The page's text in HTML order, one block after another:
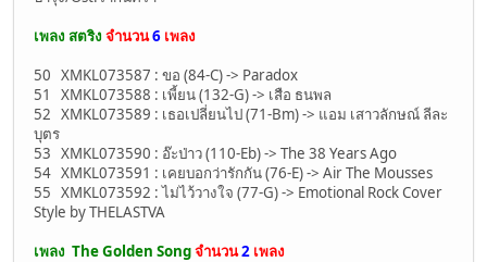
เพลง สตริง จำนวน6 เพลง
50 XMKL073587 : ขอ (84-C) -> Paradox
51 XMKL073588 : เพี้ยน (132-G) -> เสือ ธนพล
52 XMKL073589 : เธอเปลี่ยนไป (71-Bm) -> แอม เสาวลักษณ์ ลีละ
บุตร
53 XMKL073590 : อ๊ะป่าว (110-Eb) -> The 38 Years Ago
54 XMKL073591 : เคยบอกว่ารักกัน (76-E) -> Air The Mousses
55 XMKL073592 : ไม่ไว้วางใจ (77-G) -> Emotional Rock Cover
Style by THELASTVA
เพลง The Golden Songจำนวน2 เพลง